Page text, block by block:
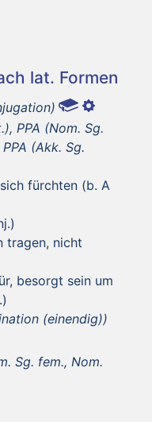
lat. Formen
PPA (Nom. Sg.
(Akk. Sg.
fürchten (b. A
tragen, nicht
besorgt sein um
(einendig))
Sg. fem., Nom.